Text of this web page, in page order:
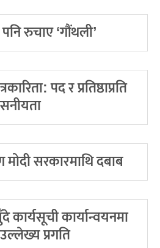
रुचाए ‘गौंथली’
पद र प्रतिष्ठाप्रति
मोदी सरकारमाथि दबाब
कार्यान्वयनमा
उल्लेख्य प्रगति